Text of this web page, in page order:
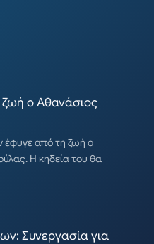
ο Αθανάσιος
έφυγε από τη ζωή ο
Η κηδεία του θα
Συνεργασία για